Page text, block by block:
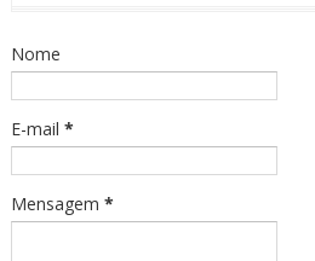
Nome
E-mail *
Mensagem *